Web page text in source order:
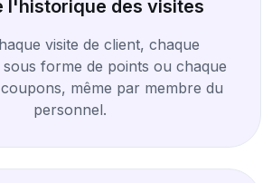
l'historique des visites
visite de client, chaque
forme de points ou chaque
même par membre du
personnel.